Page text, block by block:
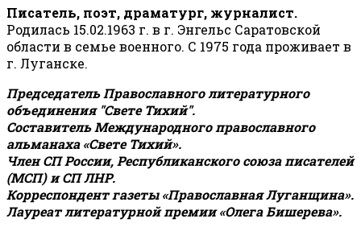
Писатель, поэт, драматург, журналист.
Родилась 15.02.1963 г. в г. Энгельс Саратовской
области в семье военного. С 1975 года проживает в
г. Луганске.
Председатель Православного литературного
объединения "Свете Тихий".
Составитель Международного православного
альманаха «Свете Тихий».
Член СП России, Республиканского союза писателей
(МСП) и СП ЛНР.
Корреспондент газеты «Православная Луганщина».
Лауреат литературной премии «Олега Бишерева».